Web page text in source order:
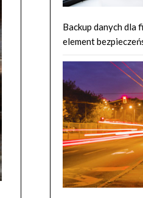
Backup danych dla
element